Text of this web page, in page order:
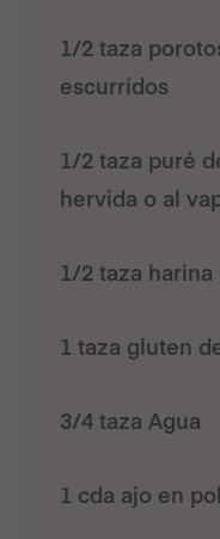
1/2 taza
escurridos
1/2 taza puré
hervida o al
1/2 taza
1 taza gluten
3/4 taza Agua
1 cda ajo en